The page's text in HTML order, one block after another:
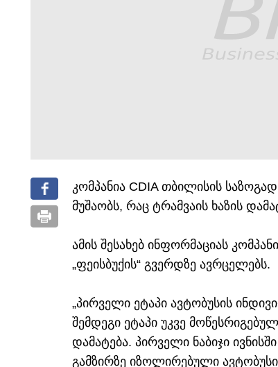
კომპანია CDIA თბილისის
მუშაობს, რაც ტრამვაის ხაზის
ამის შესახებ ინფორმაციას
„ფეისბუქის“ გვერდზე ავრცელებს.
„პირველი ეტაპი ავტობუსის
შემდეგი ეტაპი უკვე
დამატება. პირველი ნაბიჯი
გამზირზე იზოლირებული